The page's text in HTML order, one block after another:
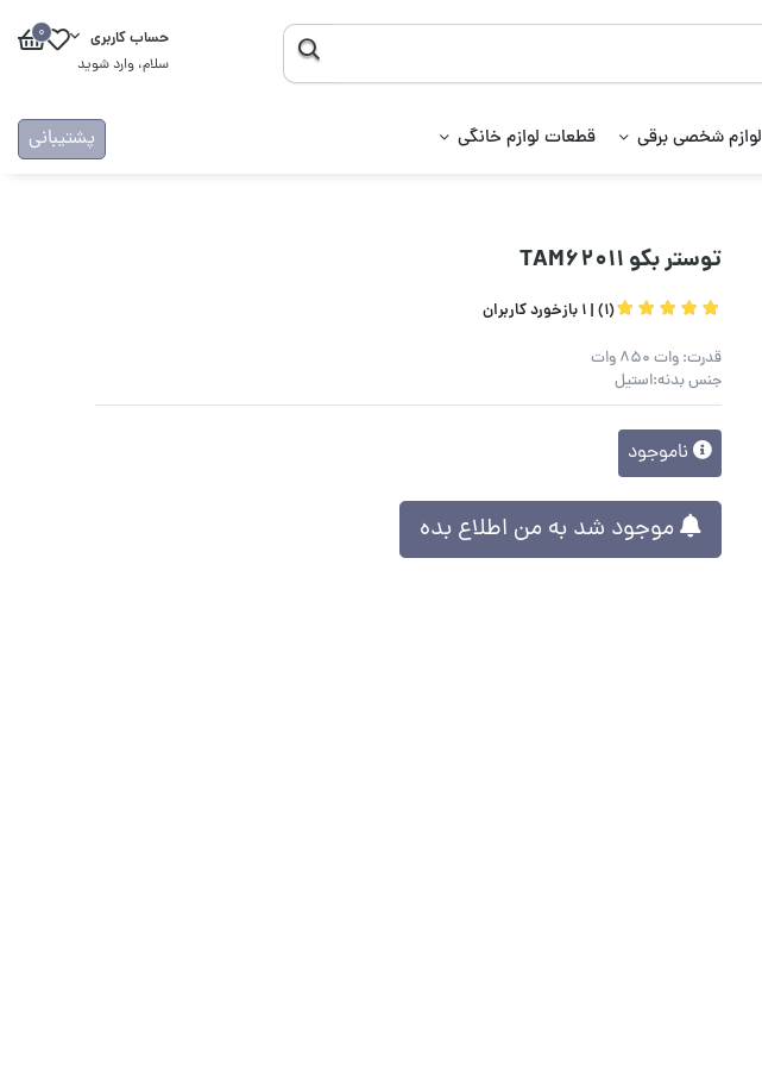
حساب کاربری
سلام، وارد شوید
0
لوازم شخصی برقی قطعات لوازم خانگی پشتیبانی
توستر بکو TAM62011
(1) | 1 بازخورد کاربران
قدرت: وات 850 وات
جنس بدنه:استیل
ناموجود
موجود شد به من اطلاع بده